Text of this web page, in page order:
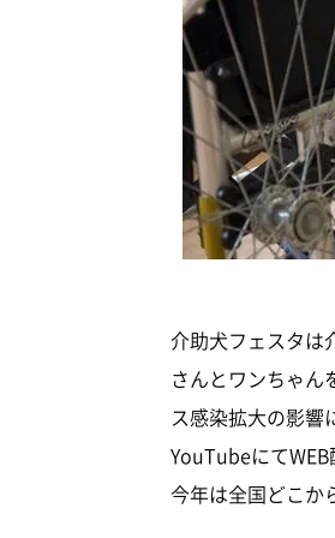
介助犬フェスタは
さんとワンちゃん
ス感染拡大の影
YouTubeにて
今年は全国どこか